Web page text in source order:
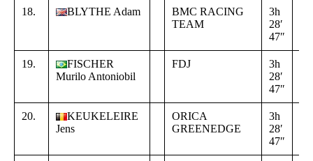
18. BLYTHE Adam
BMC RACING
TEAM
3h
28′
47″
19.
FISCHER
Murilo Antoniobil
FDJ
3h
28′
47″
20.
KEUKELEIRE
Jens
ORICA
GREENEDGE
3h
28′
47″